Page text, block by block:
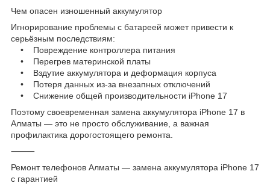
Чем опасен изношенный аккумулятор
Игнорирование проблемы с батареей может привести к
серьёзным последствиям:
• Повреждение контроллера питания
• Перегрев материнской платы
• Вздутие аккумулятора и деформация корпуса
• Потеря данных из-за внезапных отключений
• Снижение общей производительности iPhone 17
Поэтому своевременная замена аккумулятора iPhone 17 в
Алматы — это не просто обслуживание, а важная
профилактика дорогостоящего ремонта.
⸻
Ремонт телефонов Алматы — замена аккумулятора iPhone 17
с гарантией